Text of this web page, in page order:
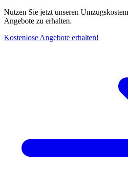
Nutzen Sie jetzt unseren
Angebote zu erhalten.
Kostenlose Angebote erhalten!